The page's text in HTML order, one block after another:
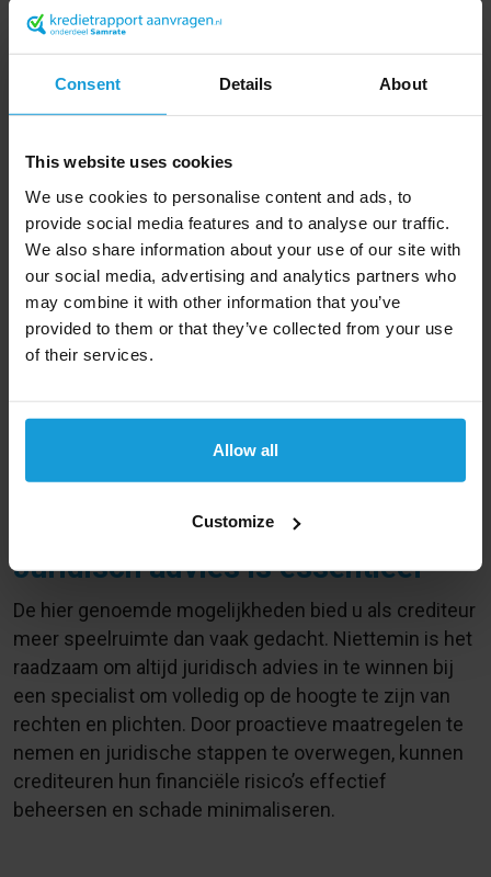
Consent Details About
This website uses cookies
We use cookies to personalise content and ads, to
provide social media features and to analyse our traffic.
We also share information about your use of our site with
our social media, advertising and analytics partners who
may combine it with other information that you’ve
provided to them or that they’ve collected from your use
of their services.
Allow all
Customize
worden verkregen.
persoonlijk garant stellen voor factuur betalingen, wat
een extra zekerheid vormt.
5. Uw vordering indienen bij de curator
Bij een faillissement is het cruciaal om uw vordering,
met voldoende bewijs, in te dienen bij de curator.
beschikbare gelden voor crediteuren.
Het terugvragen van btw bij de fiscus is mogelijk met
een verklaring van de curator over het uitblijven van
Juridisch advies is essentieel
De hier genoemde mogelijkheden bied u als crediteur
meer speelruimte dan vaak gedacht. Niettemin is het
raadzaam om altijd juridisch advies in te winnen bij
een specialist om volledig op de hoogte te zijn van
rechten en plichten. Door proactieve maatregelen te
nemen en juridische stappen te overwegen, kunnen
crediteuren hun financiële risico’s effectief
beheersen en schade minimaliseren.